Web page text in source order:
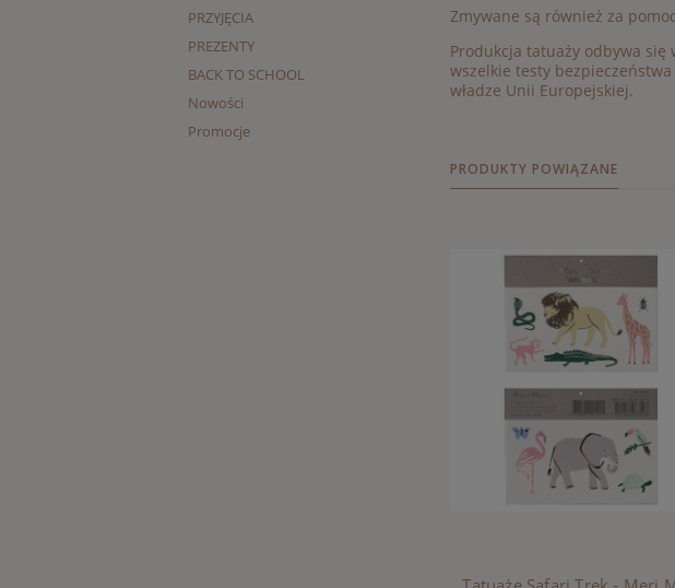
PRZYJĘCIA
PREZENTY
BACK TO SCHOOL
Nowości
Promocje
Zmywane są również za
Produkcja tatuaży odbywa się
wszelkie testy
władze Unii Europejskiej.
PRODUKTY POWIĄZANE